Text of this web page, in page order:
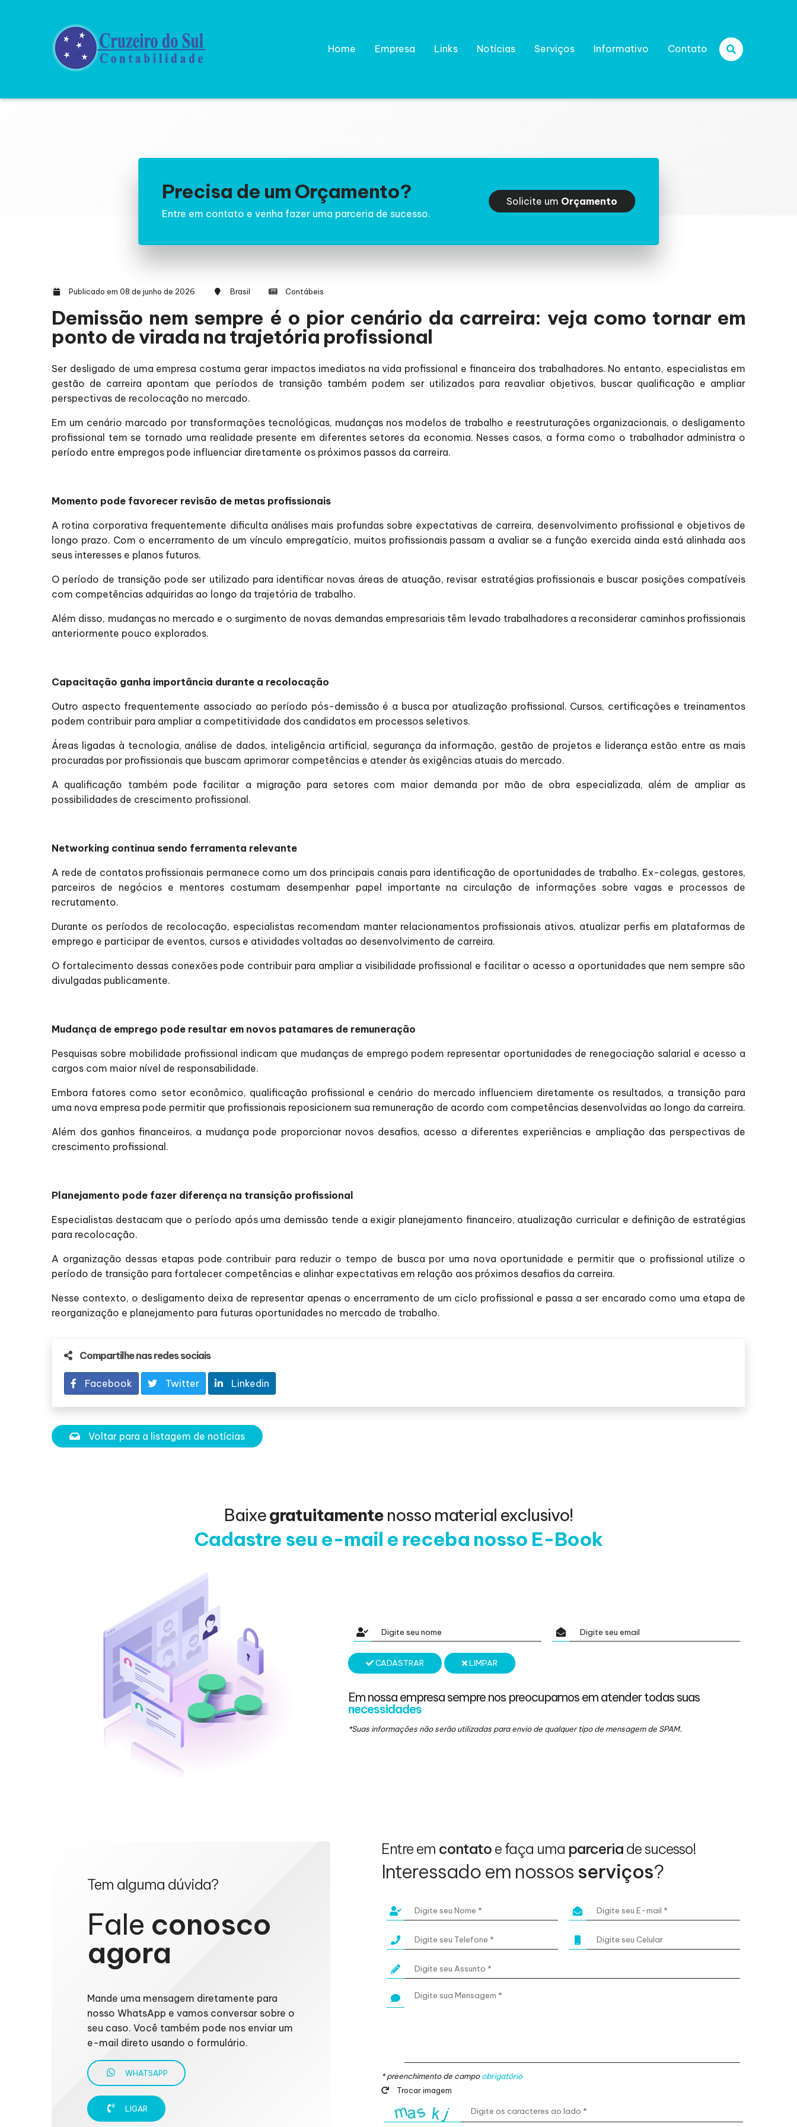
Home Empresa Links Notícias Serviços Informativo Contato
Precisa de um Orçamento?
Entre em contato e venha fazer uma parceria de sucesso.
Solicite um Orçamento
Publicado em 08 de junho de 2026 Brasil Contábeis
Demissão nem sempre é o pior cenário da carreira: veja como tornar em
ponto de virada na trajetória profissional
Ser desligado de uma empresa costuma gerar impactos imediatos na vida profissional e financeira dos trabalhadores. No entanto, especialistas em
gestão de carreira apontam que períodos de transição também podem ser utilizados para reavaliar objetivos, buscar qualificação e ampliar
perspectivas de recolocação no mercado.
Em um cenário marcado por transformações tecnológicas, mudanças nos modelos de trabalho e reestruturações organizacionais, o desligamento
profissional tem se tornado uma realidade presente em diferentes setores da economia. Nesses casos, a forma como o trabalhador administra o
período entre empregos pode influenciar diretamente os próximos passos da carreira.
Momento pode favorecer revisão de metas profissionais
A rotina corporativa frequentemente dificulta análises mais profundas sobre expectativas de carreira, desenvolvimento profissional e objetivos de
longo prazo. Com o encerramento de um vínculo empregatício, muitos profissionais passam a avaliar se a função exercida ainda está alinhada aos
seus interesses e planos futuros.
O período de transição pode ser utilizado para identificar novas áreas de atuação, revisar estratégias profissionais e buscar posições compatíveis
com competências adquiridas ao longo da trajetória de trabalho.
Além disso, mudanças no mercado e o surgimento de novas demandas empresariais têm levado trabalhadores a reconsiderar caminhos profissionais
anteriormente pouco explorados.
Capacitação ganha importância durante a recolocação
Outro aspecto frequentemente associado ao período pós-demissão é a busca por atualização profissional. Cursos, certificações e treinamentos
podem contribuir para ampliar a competitividade dos candidatos em processos seletivos.
Áreas ligadas à tecnologia, análise de dados, inteligência artificial, segurança da informação, gestão de projetos e liderança estão entre as mais
procuradas por profissionais que buscam aprimorar competências e atender às exigências atuais do mercado.
A qualificação também pode facilitar a migração para setores com maior demanda por mão de obra especializada, além de ampliar as
possibilidades de crescimento profissional.
Networking continua sendo ferramenta relevante
A rede de contatos profissionais permanece como um dos principais canais para identificação de oportunidades de trabalho. Ex-colegas, gestores,
parceiros de negócios e mentores costumam desempenhar papel importante na circulação de informações sobre vagas e processos de
recrutamento.
Durante os períodos de recolocação, especialistas recomendam manter relacionamentos profissionais ativos, atualizar perfis em plataformas de
emprego e participar de eventos, cursos e atividades voltadas ao desenvolvimento de carreira.
O fortalecimento dessas conexões pode contribuir para ampliar a visibilidade profissional e facilitar o acesso a oportunidades que nem sempre são
divulgadas publicamente.
Mudança de emprego pode resultar em novos patamares de remuneração
Pesquisas sobre mobilidade profissional indicam que mudanças de emprego podem representar oportunidades de renegociação salarial e acesso a
cargos com maior nível de responsabilidade.
Embora fatores como setor econômico, qualificação profissional e cenário do mercado influenciem diretamente os resultados, a transição para
uma nova empresa pode permitir que profissionais reposicionem sua remuneração de acordo com competências desenvolvidas ao longo da carreira.
Além dos ganhos financeiros, a mudança pode proporcionar novos desafios, acesso a diferentes experiências e ampliação das perspectivas de
crescimento profissional.
Planejamento pode fazer diferença na transição profissional
Especialistas destacam que o período após uma demissão tende a exigir planejamento financeiro, atualização curricular e definição de estratégias
para recolocação.
A organização dessas etapas pode contribuir para reduzir o tempo de busca por uma nova oportunidade e permitir que o profissional utilize o
período de transição para fortalecer competências e alinhar expectativas em relação aos próximos desafios da carreira.
Nesse contexto, o desligamento deixa de representar apenas o encerramento de um ciclo profissional e passa a ser encarado como uma etapa de
reorganização e planejamento para futuras oportunidades no mercado de trabalho.
Compartilhe nas redes sociais
Facebook Twitter Linkedin
Voltar para a listagem de notícias
Baixegratuitamente nosso material exclusivo!
Cadastre seu e-mail e receba nosso E-Book
CADASTRAR LIMPAR
Em nossa empresa sempre nos preocupamos em atender todas suas
necessidades
*Suas informações não serão utilizadas para envio de qualquer tipo de mensagem de SPAM.
Tem alguma dúvida?
Fale conosco
agora
Mande uma mensagem diretamente para
nosso WhatsApp e vamos conversar sobre o
seu caso. Você também pode nos enviar um
e-mail direto usando o formulário.
WHATSAPP
LIGAR
Entre em contato e faça uma parceria de sucesso!
Interessado em nossos serviços?
* preenchimento de campoobrigatório
Trocar imagem